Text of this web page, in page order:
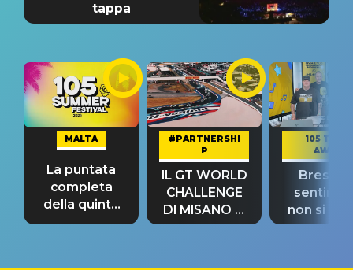
tappa
MALTA
La puntata
completa
della quinta
tappa
#PARTNERSHI
P
IL GT WORLD
CHALLENGE
DI MISANO si
riconferma
105 TAKE
AWAY
Bresh:
non si
fino alla